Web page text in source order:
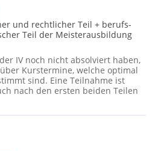
und rechtlicher Teil + berufs-
Teil der Meisterausbildung
IV noch nicht absolviert haben,
Kurstermine, welche optimal
sind. Eine Teilnahme ist
nach den ersten beiden Teilen